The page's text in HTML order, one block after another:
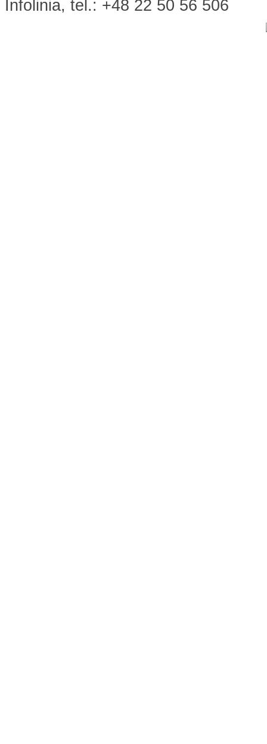
Infolinia, tel.: +48 22 50 56 506